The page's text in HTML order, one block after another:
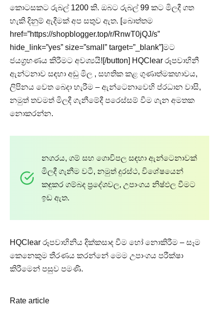
කොටසකට රුබල් 1200 කි. ඔබට රුබල් 99 කට මිලදී ගත
හැකි දිනුම් ඇදීමක් අප සතුව ඇත. [බොත්තම
href=”https://shopblogger.top/r/RnwT0jQJ/s”
hide_link=”yes” size=”small” target=”_blank”]මට
ජයග්‍රහණය කිරීමට අවශ්‍යයි![/button] HQClear රූපවාහිනී
ඇන්ටනාව සඳහා අඩු මිල , සහතික කළ ගුණාත්මකභාවය,
ලිපිනය වෙත බෙදා හැරීම – ඇන්ටෙනාවෙහි ප්රධාන වාසි,
නමුත් තවමත් මිලදී ගැනීමේදී පරෙස්සම් වීම ගැන අමතක
නොකරන්න.
නගරය, ගම් සහ ගොවිපල සඳහා ඇන්ටෙනාවක්
මිලදී ගැනීම වටී, නමුත් දුරස්ථ, විශේෂයෙන්
කඳුකර ගම්බද ප්‍රදේශවල, උපාංගය නිෂ්ඵල වීමට
ඉඩ ඇත.
HQClear රූපවාහිනිය දික්කසාද වීම හෝ නොකිරීම – සෑම
කෙනෙකුම තීරණය කරන්නේ මෙම උපාංගය පරීක්ෂා
කිරීමෙන් පසුව පමණි.
Rate article